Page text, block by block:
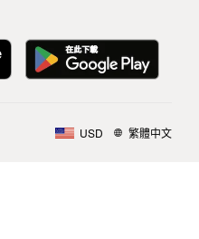
USD 繁體中文